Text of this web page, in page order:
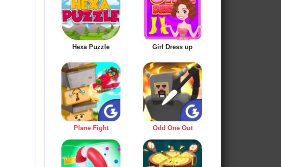
Hexa Puzzle Girl Dress up
Plane Fight Odd One Out